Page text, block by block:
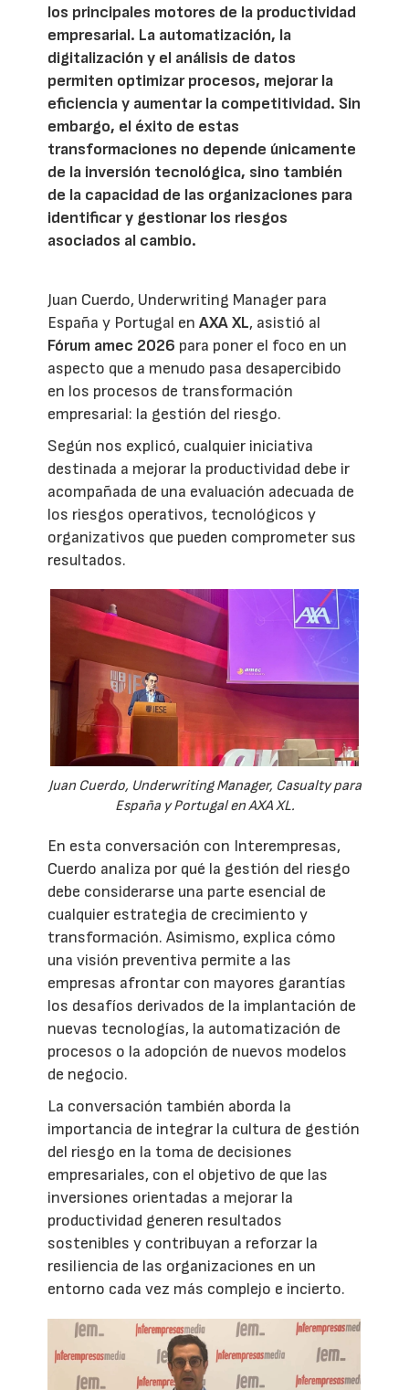
los principales motores de la productividad
empresarial. La automatización, la
digitalización y el análisis de datos
permiten optimizar procesos, mejorar la
eficiencia y aumentar la competitividad. Sin
embargo, el éxito de estas
transformaciones no depende únicamente
de la inversión tecnológica, sino también
de la capacidad de las organizaciones para
identificar y gestionar los riesgos
asociados al cambio.
Juan Cuerdo, Underwriting Manager para
España y Portugal enAXA XL, asistió al
Fórum amec 2026 para poner el foco en un
aspecto que a menudo pasa desapercibido
en los procesos de transformación
empresarial: la gestión del riesgo.
Según nos explicó, cualquier iniciativa
destinada a mejorar la productividad debe ir
acompañada de una evaluación adecuada de
los riesgos operativos, tecnológicos y
organizativos que pueden comprometer sus
resultados.
Juan Cuerdo, Underwriting Manager, Casualty para
España y Portugal en AXA XL.
En esta conversación con Interempresas,
Cuerdo analiza por qué la gestión del riesgo
debe considerarse una parte esencial de
cualquier estrategia de crecimiento y
transformación. Asimismo, explica cómo
una visión preventiva permite a las
empresas afrontar con mayores garantías
los desafíos derivados de la implantación de
nuevas tecnologías, la automatización de
procesos o la adopción de nuevos modelos
de negocio.
La conversación también aborda la
importancia de integrar la cultura de gestión
del riesgo en la toma de decisiones
empresariales, con el objetivo de que las
inversiones orientadas a mejorar la
productividad generen resultados
sostenibles y contribuyan a reforzar la
resiliencia de las organizaciones en un
entorno cada vez más complejo e incierto.